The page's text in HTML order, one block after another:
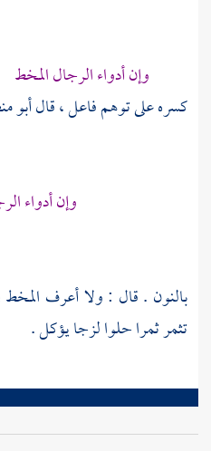
وإن أدواء الرجال
كسره على توهم فاعل ، قالأبو
وإن أدواء
بالنون . قال : ولا أعرف
تثمر ثمرا حلوا لزجا يؤكل .